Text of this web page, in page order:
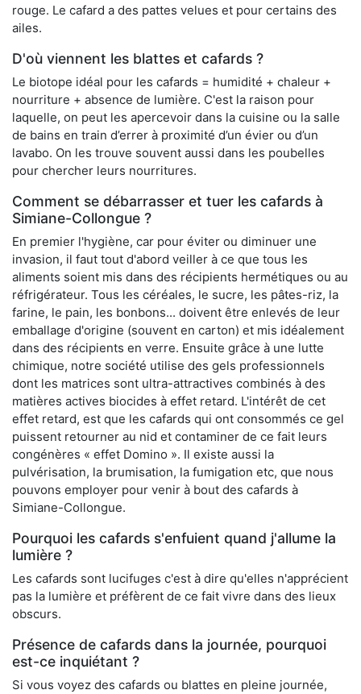
rouge. Le cafard a des pattes velues et pour certains des
ailes.
D'où viennent les blattes et cafards ?
Le biotope idéal pour les cafards = humidité + chaleur +
nourriture + absence de lumière. C'est la raison pour
laquelle, on peut les apercevoir dans la cuisine ou la salle
de bains en train d’errer à proximité d’un évier ou d’un
lavabo. On les trouve souvent aussi dans les poubelles
pour chercher leurs nourritures.
Comment se débarrasser et tuer les cafards à
Simiane-Collongue ?
En premier l'hygiène, car pour éviter ou diminuer une
invasion, il faut tout d'abord veiller à ce que tous les
aliments soient mis dans des récipients hermétiques ou au
réfrigérateur. Tous les céréales, le sucre, les pâtes-riz, la
farine, le pain, les bonbons... doivent être enlevés de leur
emballage d'origine (souvent en carton) et mis idéalement
dans des récipients en verre. Ensuite grâce à une lutte
chimique, notre société utilise des gels professionnels
dont les matrices sont ultra-attractives combinés à des
matières actives biocides à effet retard. L'intérêt de cet
effet retard, est que les cafards qui ont consommés ce gel
puissent retourner au nid et contaminer de ce fait leurs
congénères « effet Domino ». Il existe aussi la
pulvérisation, la brumisation, la fumigation etc, que nous
pouvons employer pour venir à bout des cafards à
Simiane-Collongue.
Pourquoi les cafards s'enfuient quand j'allume la
lumière ?
Les cafards sont lucifuges c'est à dire qu'elles n'apprécient
pas la lumière et préfèrent de ce fait vivre dans des lieux
obscurs.
Présence de cafards dans la journée, pourquoi
est-ce inquiétant ?
Si vous voyez des cafards ou blattes en pleine journée,